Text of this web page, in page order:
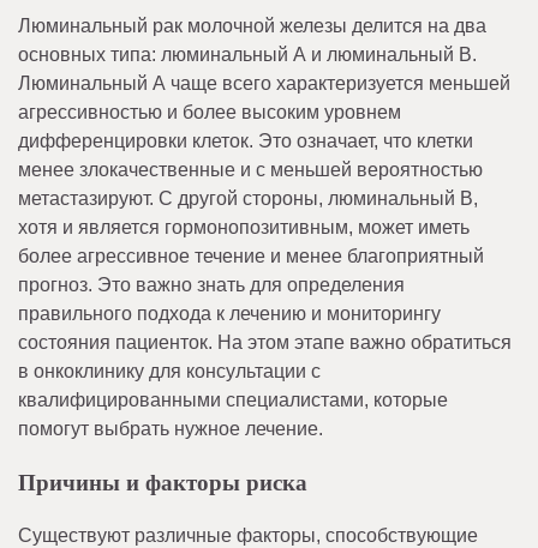
Люминальный рак молочной железы делится на два
основных типа: люминальный А и люминальный B.
Люминальный А чаще всего характеризуется меньшей
агрессивностью и более высоким уровнем
дифференцировки клеток. Это означает, что клетки
менее злокачественные и с меньшей вероятностью
метастазируют. С другой стороны, люминальный B,
хотя и является гормонопозитивным, может иметь
более агрессивное течение и менее благоприятный
прогноз. Это важно знать для определения
правильного подхода к лечению и мониторингу
состояния пациенток. На этом этапе важно обратиться
в онкоклинику для консультации с
квалифицированными специалистами, которые
помогут выбрать нужное лечение.
Причины и факторы риска
Существуют различные факторы, способствующие